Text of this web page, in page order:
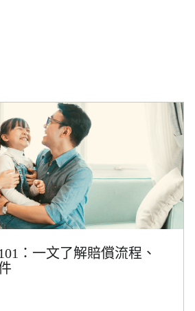
：一文了解賠償流程、